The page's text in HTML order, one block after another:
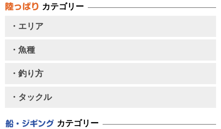
カテゴリー
・エリア
・魚種
・釣り方
・タックル
カテゴリー